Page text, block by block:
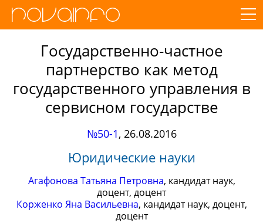
Государственно-частное
партнерство как метод
государственного управления в
сервисном государстве
№50-1, 26.08.2016
Юридические науки
Агафонова Татьяна Петровна, кандидат наук,
доцент, доцент
Корженко Яна Васильевна, кандидат наук, доцент,
доцент